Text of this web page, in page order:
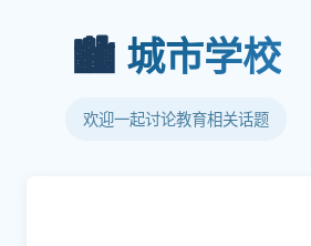
🏙️ 城市学校
欢迎一起讨论教育相关话题